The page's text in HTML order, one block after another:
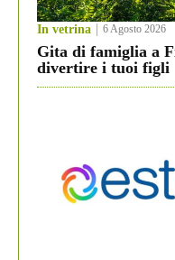
In vetrina 6 Agosto 2026
Gita di famiglia a
divertire i tuoi figli